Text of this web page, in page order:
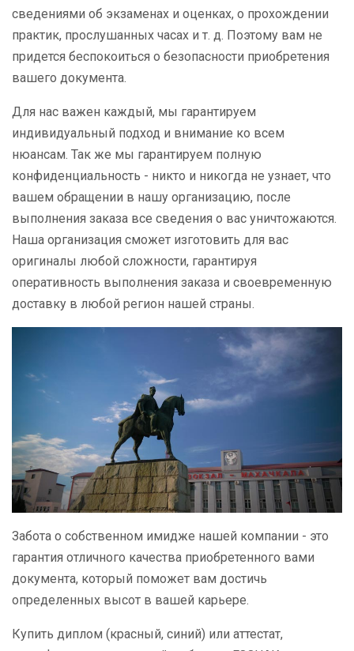
сведениями об экзаменах и оценках, о прохождении
практик, прослушанных часах и т. д. Поэтому вам не
придется беспокоиться о безопасности приобретения
вашего документа.
Для нас важен каждый, мы гарантируем
индивидуальный подход и внимание ко всем
нюансам. Так же мы гарантируем полную
конфиденциальность - никто и никогда не узнает, что
вашем обращении в нашу организацию, после
выполнения заказа все сведения о вас уничтожаются.
Наша организация сможет изготовить для вас
оригиналы любой сложности, гарантируя
оперативность выполнения заказа и своевременную
доставку в любой регион нашей страны.
Забота о собственном имидже нашей компании - это
гарантия отличного качества приобретенного вами
документа, который поможет вам достичь
определенных высот в вашей карьере.
Купить диплом (красный, синий) или аттестат,